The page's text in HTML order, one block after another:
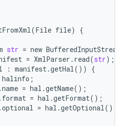
(File file)
{
str = new BufferedInputStream
= XmlParser . read(str);
: manifest.getHal())
{
halinfo ;
.name = hal .getName();
. format = hal .getFormat();
.optional = hal .getOptional();